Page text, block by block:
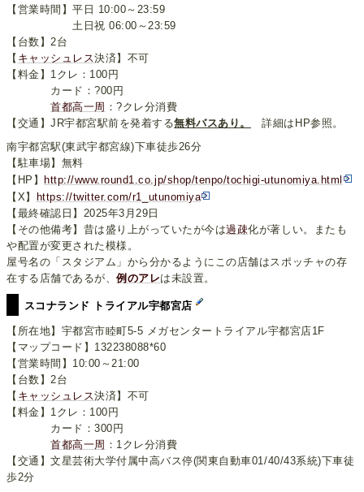
【営業時間】平日 10:00～23:59
土日祝 06:00～23:59
【台数】2台
【 キャッシュレス決済】不可
【料金】1クレ：100円
カード：?00円
首都高一周 ：?クレ分消費
【交通】JR宇都宮駅前を発着する無料バスあり。
詳細はHP参照。
南宇都宮駅(東武宇都宮線)下車徒歩26分
【駐車場】無料
【HP】
http://www.round1.co.jp/shop/tenpo/tochigi-utunomiya.html
【X】
https://twitter.com/r1_utunomiya
【最終確認日】2025年3月29日
【その他備考】昔は盛り上がっていたが今は過疎化が著しい。またも
や配置が変更された模様。
屋号名の「スタジアム」から分かるようにこの店舗はスポッチャの存
在する店舗であるが、例のアレは未設置。
スコナランド トライアル宇都宮店
【所在地】宇都宮市睦町5-5 メガセンタートライアル宇都宮店1F
【マップコード】132238088*60
【営業時間】10:00～21:00
【台数】2台
【 キャッシュレス決済】不可
【料金】1クレ：100円
カード：300円
首都高一周 ：1クレ分消費
【交通】文星芸術大学付属中高バス停(関東自動車01/40/43系統)下車徒
歩2分